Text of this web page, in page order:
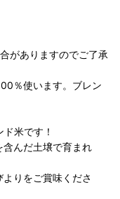
がありますのでご了承
％使います。ブレン
米です！
んだ土壌で育まれ
りをご賞味くださ